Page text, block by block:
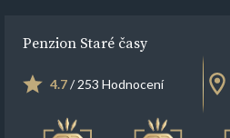
Penzion Staré časy
4.7/ 253 Hodnocení